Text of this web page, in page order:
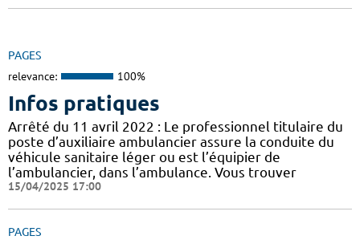
PAGES
relevance: 100%
Infos pratiques
Arrêté du 11 avril 2022 : Le professionnel titulaire du
poste d’auxiliaire ambulancier assure la conduite du
véhicule sanitaire léger ou est l’équipier de
l’ambulancier, dans l’ambulance. Vous trouver
15/04/2025 17:00
PAGES